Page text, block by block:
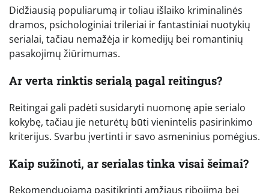
Didžiausią populiarumą ir toliau išlaiko kriminalinės
dramos, psichologiniai trileriai ir fantastiniai nuotykių
serialai, tačiau nemažėja ir komedijų bei romantinių
pasakojimų žiūrimumas.
Ar verta rinktis serialą pagal reitingus?
Reitingai gali padėti susidaryti nuomonę apie serialo
kokybę, tačiau jie neturėtų būti vienintelis pasirinkimo
kriterijus. Svarbu įvertinti ir savo asmeninius pomėgius.
Kaip sužinoti, ar serialas tinka visai šeimai?
Rekomenduojama pasitikrinti amžiaus ribojimą bei